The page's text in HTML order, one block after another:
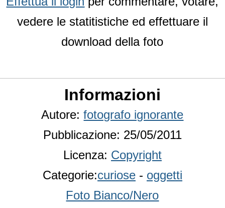
vedere le statitistiche ed effettuare il
download della foto
Informazioni
Autore:fotografo ignorante
Pubblicazione: 25/05/2011
Licenza: Copyright
Categorie:curiose - oggetti
Foto Bianco/Nero